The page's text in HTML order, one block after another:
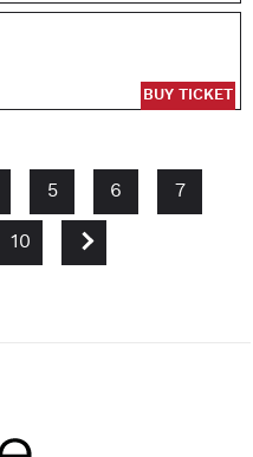
BUY TICKET
5 6
7
10 NEXT